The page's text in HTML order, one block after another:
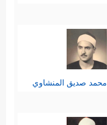
محمد صديق المنشاوي